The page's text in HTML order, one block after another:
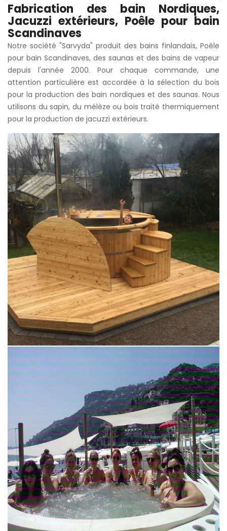
Fabrication des bain Nordiques,
Jacuzzi extérieurs, Poêle pour bain
Scandinaves
Notre société "Sarvyda" produit des bains finlandais, Poêle
pour bain Scandinaves, des saunas et des bains de vapeur
depuis l'année 2000. Pour chaque commande, une
attention particulière est accordée à la sélection du bois
pour la production des bain nordiques et des saunas. Nous
utilisons du sapin, du mélèze ou bois traité thermiquement
pour la production de jacuzzi extérieurs.